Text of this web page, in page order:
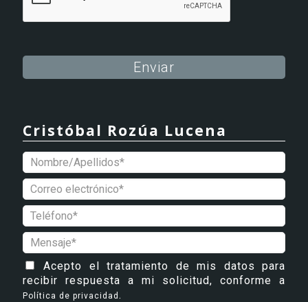
Cristóbal Rozúa Lucena
Acepto el tratamiento de mis datos para
recibir respuesta a mi solicitud, conforme a
Política de privacidad .